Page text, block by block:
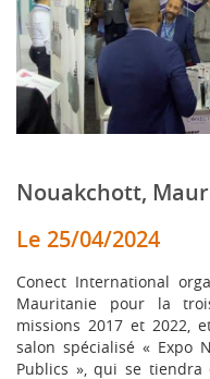
Nouakchott,
Le 25/04/2024
Conect International
Mauritanie pour la
missions 2017 et 2022,
salon spécialisé « Expo
Publics », qui se